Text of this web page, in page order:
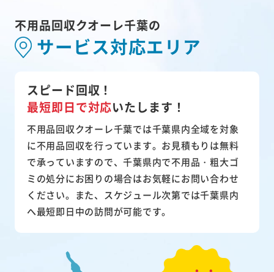
不用品回収クオーレ千葉の
サービス対応エリア
スピード回収！
最短即日で対応いたします！
不用品回収クオーレ千葉では千葉県内全域を対象
に不用品回収を行っています。お見積もりは無料
で承っていますので、千葉県内で不用品・粗大ゴ
ミの処分にお困りの場合はお気軽にお問い合わせ
ください。また、スケジュール次第では千葉県内
へ最短即日中の訪問が可能です。